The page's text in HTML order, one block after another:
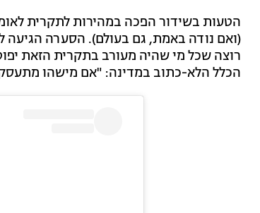
הטעות בשידור הפכה במהירות לתקרית
(ואם נודה באמת, גם בעולם). הסערה הגיעה
רוצה שכל מי שהיה מעורב בתקרית הזאת
הכלל הלא-כתוב במדינה: "אם מישהו